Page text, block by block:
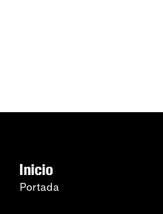
Inicio
Portada